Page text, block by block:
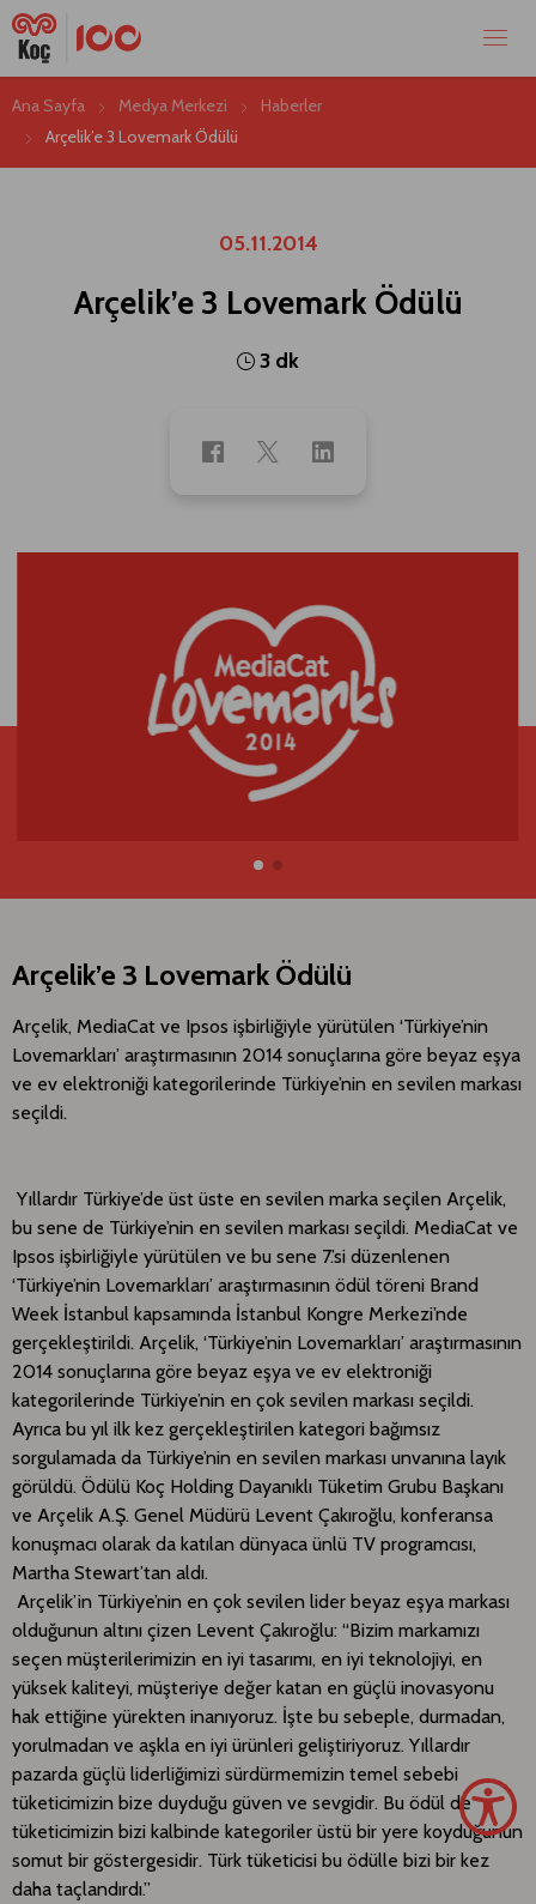
Ana Sayfa Medya Merkezi
Haberler
Arçelik’e 3 Lovemark Ödülü
05.11.2014
Arçelik’e 3 Lovemark Ödülü
3 dk
Arçelik’e 3 Lovemark Ödülü
​​Arçelik, MediaCat ve Ipsos işbirliğiyle yürütülen ‘Türkiye’nin
Lovemarkları’ araştırmasının 2014 sonuçlarına göre beyaz eşya
ve ev elektroniği kategorilerinde Türkiye’nin en sevilen markası
seçildi.
Yıllardır Türkiye’de üst üste en sevilen marka seçilen Arçelik,
bu sene de Türkiye’nin en sevilen markası seçildi. MediaCat ve
Ipsos işbirliğiyle yürütülen ve bu sene 7.’si düzenlenen
‘Türkiye’nin Lovemarkları’ araştırmasının ödül töreni Brand
Week İstanbul kapsamında İstanbul Kongre Merkezi’nde
gerçekleştirildi. Arçelik, ‘Türkiye’nin Lovemarkları’ araştırmasının
2014 sonuçlarına göre beyaz eşya ve ev elektroniği
kategorilerinde Türkiye’nin en çok sevilen markası seçildi.
Ayrıca bu yıl ilk kez gerçekleştirilen kategori bağımsız
sorgulamada da Türkiye’nin en sevilen markası unvanına layık
görüldü. Ödülü Koç Holding Dayanıklı Tüketim Grubu Başkanı
ve Arçelik A.Ş. Genel Müdürü Levent Çakıroğlu, konferansa
konuşmacı olarak da katılan dünyaca ünlü TV programcısı,
Martha Stewart’tan aldı.
​​​Arçelik’in Türkiye’nin en çok sevilen lider beyaz eşya markası
olduğunun altını çizen Levent Çakıroğlu: “Bizim markamızı
seçen müşterilerimizin en iyi tasarımı, en iyi teknolojiyi, en
yüksek kaliteyi, müşteriye değer katan en güçlü inovasyonu
hak ettiğine yürekten inanıyoruz. İşte bu sebeple, durmadan,
yorulmadan ve aşkla en iyi ürünleri geliştiriyoruz. Yıllardır
pazarda güçlü liderliğimizi sürdürmemizin temel sebebi
tüketicimizin bize duyduğu güven ve sevgidir. Bu ödül de
tüketicimizin bizi kalbinde kategoriler üstü bir yere koyduğunun
somut bir göstergesidir. Türk tüketicisi bu ödülle bizi bir kez
daha taçlandırdı.”